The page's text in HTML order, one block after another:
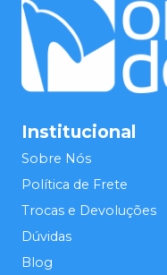
Institucional
Sobre Nós
Política de Frete
Trocas e Devoluções
Dúvidas
Blog